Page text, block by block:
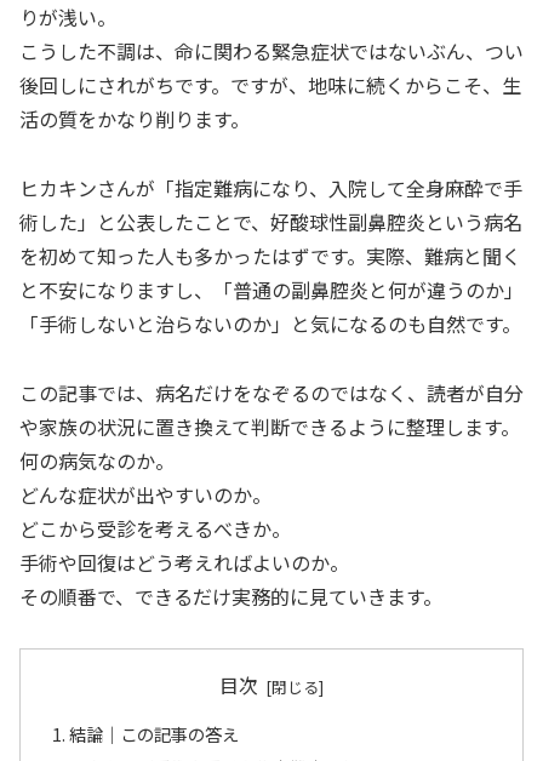
りが浅い。
こうした不調は、命に関わる緊急症状ではないぶん、つい
後回しにされがちです。ですが、地味に続くからこそ、生
活の質をかなり削ります。
ヒカキンさんが「指定難病になり、入院して全身麻酔で手
術した」と公表したことで、好酸球性副鼻腔炎という病名
を初めて知った人も多かったはずです。実際、難病と聞く
と不安になりますし、「普通の副鼻腔炎と何が違うのか」
「手術しないと治らないのか」と気になるのも自然です。
この記事では、病名だけをなぞるのではなく、読者が自分
や家族の状況に置き換えて判断できるように整理します。
何の病気なのか。
どんな症状が出やすいのか。
どこから受診を考えるべきか。
手術や回復はどう考えればよいのか。
その順番で、できるだけ実務的に見ていきます。
目次
結論｜この記事の答え